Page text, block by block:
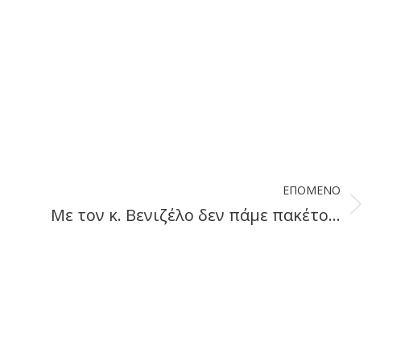
ΕΠΌΜΕΝΟ
Με τον κ. Βενιζέλο δεν πάμε πακέτο…